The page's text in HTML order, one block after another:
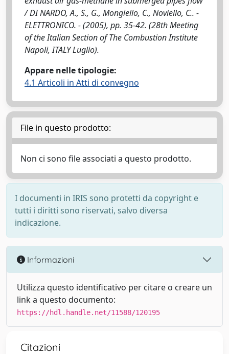
/ DI NARDO, A., S., G., Mongiello, C., Noviello, C.. -
ELETTRONICO. - (2005), pp. 35-42. (28th Meeting
of the Italian Section of The Combustion Institute
Napoli, ITALY Luglio).
Appare nelle tipologie:
4.1 Articoli in Atti di convegno
File in questo prodotto:
Non ci sono file associati a questo prodotto.
I documenti in IRIS sono protetti da copyright e
tutti i diritti sono riservati, salvo diversa
indicazione.
Informazioni
Utilizza questo identificativo per citare o creare un
link a questo documento:
https://hdl.handle.net/11588/120195
Citazioni